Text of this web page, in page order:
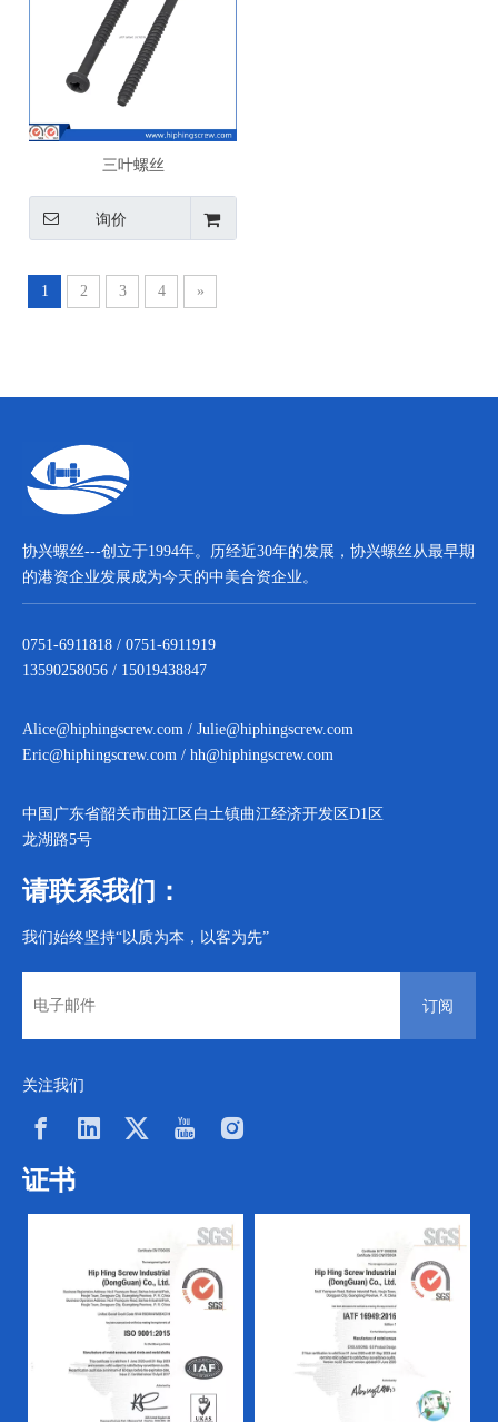
三叶螺丝
询价
1 2 3 4 »
协兴螺丝---创立于1994年。历经近30年的发展，协兴螺丝从最早期
的港资企业发展成为今天的中美合资企业。
0751-6911818 / 0751-6911919
13590258056 / 15019438847
Alice@hiphingscrew.com / Julie@hiphingscrew.com
Eric@hiphingscrew.com / hh@hiphingscrew.com
中国广东省韶关市曲江区白土镇曲江经济开发区D1区
龙湖路5号
请联系我们：
我们始终坚持“以质为本，以客为先”
订阅
关注我们
证书